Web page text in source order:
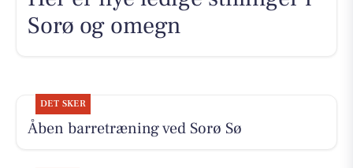
Sorø og omegn
DET SKER
Åben barretræning ved Sorø Sø